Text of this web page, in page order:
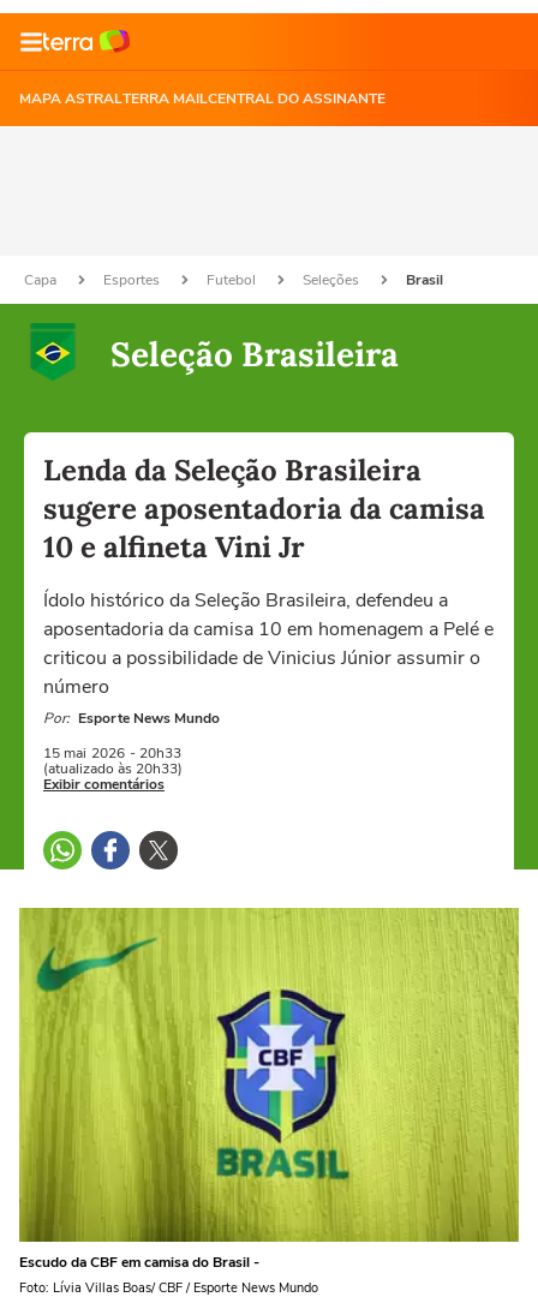
MAPA ASTRALTERRA MAILCENTRAL DO ASSINANTE
Capa Esportes Futebol Seleções Brasil
Seleção Brasileira
Lenda da Seleção Brasileira
sugere aposentadoria da camisa
10 e alfineta Vini Jr
Ídolo histórico da Seleção Brasileira, defendeu a
aposentadoria da camisa 10 em homenagem a Pelé e
criticou a possibilidade de Vinicius Júnior assumir o
número
Por: Esporte News Mundo
15 mai 2026 - 20h33
(atualizado às 20h33)
Exibir comentários
Escudo da CBF em camisa do Brasil -
Foto: Lívia Villas Boas/ CBF / Esporte News Mundo